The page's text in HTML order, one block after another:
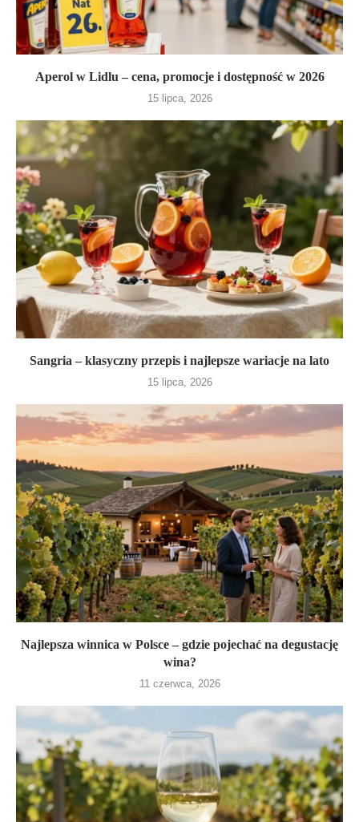
Aperol w Lidlu – cena, promocje i dostępność w 2026
15 lipca, 2026
Sangria – klasyczny przepis i najlepsze wariacje na lato
15 lipca, 2026
Najlepsza winnica w Polsce – gdzie pojechać na degustację
wina?
11 czerwca, 2026